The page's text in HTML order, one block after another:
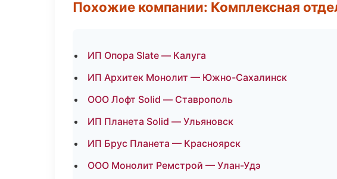
Похожие компании: Комплексная
ИП Опора Slate — Калуга
ИП Архитек Монолит — Южно-Сахалинск
ООО Лофт Solid — Ставрополь
ИП Планета Solid — Ульяновск
ИП Брус Планета — Красноярск
ООО Монолит Ремстрой — Улан-Удэ